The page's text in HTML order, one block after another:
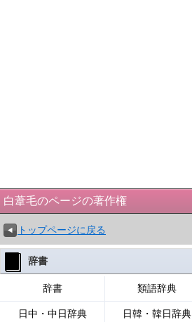
白葦毛のページの著作権
トップページに戻る
辞書
辞書 類語辞典
日中・中日辞典 日韓・韓日辞典